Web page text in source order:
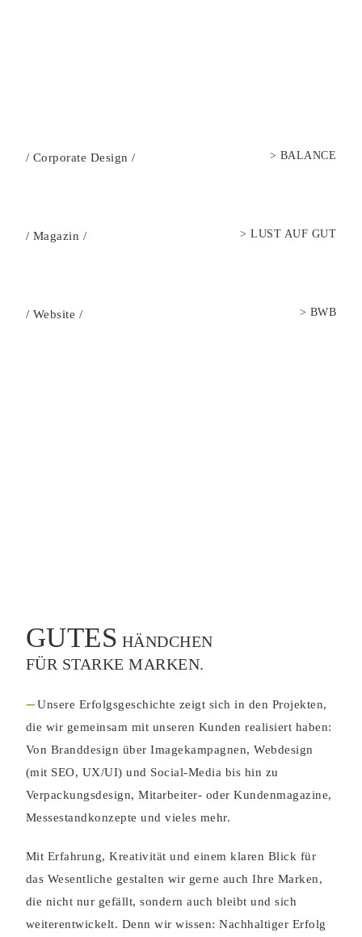
/ Corporate Design / > BALANCE
/ Magazin / > LUST AUF GUT
/ Website / > BWB
GUTES HÄNDCHEN
FÜR STARKE MARKEN.
--- Unsere Erfolgsgeschichte zeigt sich in den Projekten,
die wir gemeinsam mit unseren Kunden realisiert haben:
Von Branddesign über Imagekampagnen, Webdesign
(mit SEO, UX/UI) und Social-Media bis hin zu
Verpackungsdesign, Mitarbeiter- oder Kundenmagazine,
Messestandkonzepte und vieles mehr.
Mit Erfahrung, Kreativität und einem klaren Blick für
das Wesentliche gestalten wir gerne auch Ihre Marken,
die nicht nur gefällt, sondern auch bleibt und sich
weiterentwickelt. Denn wir wissen: Nachhaltiger Erfolg